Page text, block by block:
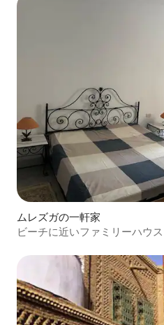
ムレズガの一軒家
ビーチに近いファミリーハウス